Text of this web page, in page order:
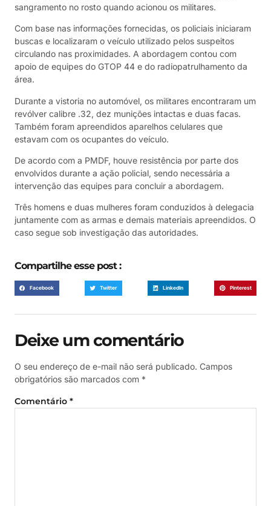
sangramento no rosto quando acionou os militares.
Com base nas informações fornecidas, os policiais iniciaram
buscas e localizaram o veículo utilizado pelos suspeitos
circulando nas proximidades. A abordagem contou com
apoio de equipes do GTOP 44 e do radiopatrulhamento da
área.
Durante a vistoria no automóvel, os militares encontraram um
revólver calibre .32, dez munições intactas e duas facas.
Também foram apreendidos aparelhos celulares que
estavam com os ocupantes do veículo.
De acordo com a PMDF, houve resistência por parte dos
envolvidos durante a ação policial, sendo necessária a
intervenção das equipes para concluir a abordagem.
Três homens e duas mulheres foram conduzidos à delegacia
juntamente com as armas e demais materiais apreendidos. O
caso segue sob investigação das autoridades.
Compartilhe esse post :
Facebook Twitter LinkedIn Pinterest
Deixe um comentário
O seu endereço de e-mail não será publicado. Campos
obrigatórios são marcados com *
Comentário *